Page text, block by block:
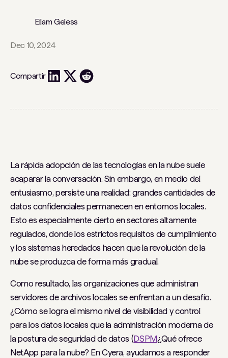
Eilam Geless
Dec 10, 2024
Compartir
La rápida adopción de las tecnologías en la nube suele
acaparar la conversación. Sin embargo, en medio del
entusiasmo, persiste una realidad: grandes cantidades de
datos confidenciales permanecen en entornos locales.
Esto es especialmente cierto en sectores altamente
regulados, donde los estrictos requisitos de cumplimiento
y los sistemas heredados hacen que la revolución de la
nube se produzca de forma más gradual.
Como resultado, las organizaciones que administran
servidores de archivos locales se enfrentan a un desafío.
¿Cómo se logra el mismo nivel de visibilidad y control
para los datos locales que la administración moderna de
la postura de seguridad de datos (DSPM¿Qué ofrece
NetApp para la nube? En Cyera, ayudamos a responder